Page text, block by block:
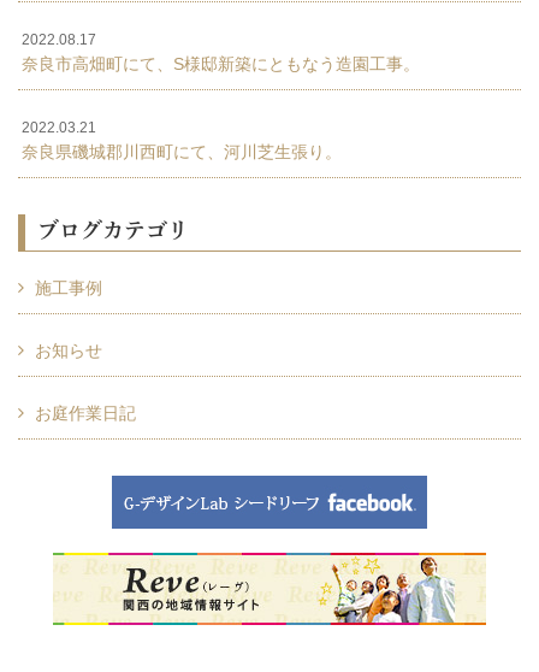
2022.08.17
奈良市高畑町にて、S様邸新築にともなう造園工事。
2022.03.21
奈良県磯城郡川西町にて、河川芝生張り。
ブログカテゴリ
施工事例
お知らせ
お庭作業日記